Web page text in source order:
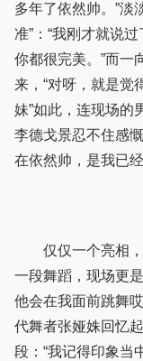
多年了依然帅。”淡
准”：“我刚才就说
你都很完美。”而一
来，“对呀，就是觉
妹”如此，连现场的
李德戈景忍不住感
在依然帅，是我已
仅仅一个亮相，
一段舞蹈，现场更
他会在我面前跳舞
代舞者张娅姝回忆
段：“我记得印象当